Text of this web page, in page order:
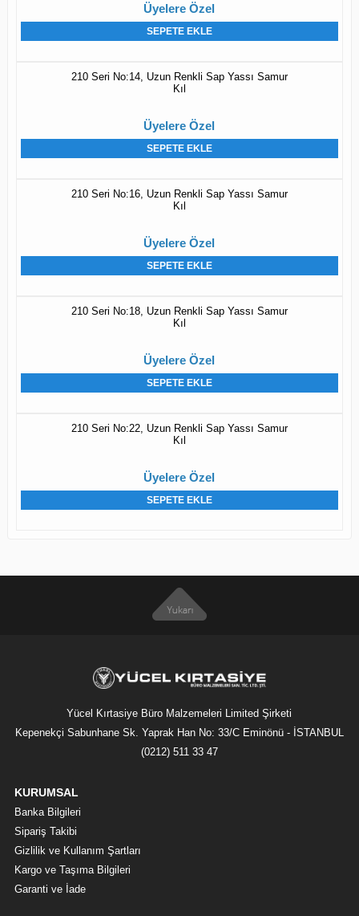
Üyelere Özel
SEPETE EKLE
210 Seri No:14, Uzun Renkli Sap Yassı Samur
Kıl
Üyelere Özel
SEPETE EKLE
210 Seri No:16, Uzun Renkli Sap Yassı Samur
Kıl
Üyelere Özel
SEPETE EKLE
210 Seri No:18, Uzun Renkli Sap Yassı Samur
Kıl
Üyelere Özel
SEPETE EKLE
210 Seri No:22, Uzun Renkli Sap Yassı Samur
Kıl
Üyelere Özel
SEPETE EKLE
Yücel Kırtasiye Büro Malzemeleri Limited Şirketi
Kepenekçi Sabunhane Sk. Yaprak Han No: 33/C Eminönü - İSTANBUL
(0212) 511 33 47
KURUMSAL
Banka Bilgileri
Sipariş Takibi
Gizlilik ve Kullanım Şartları
Kargo ve Taşıma Bilgileri
Garanti ve İade